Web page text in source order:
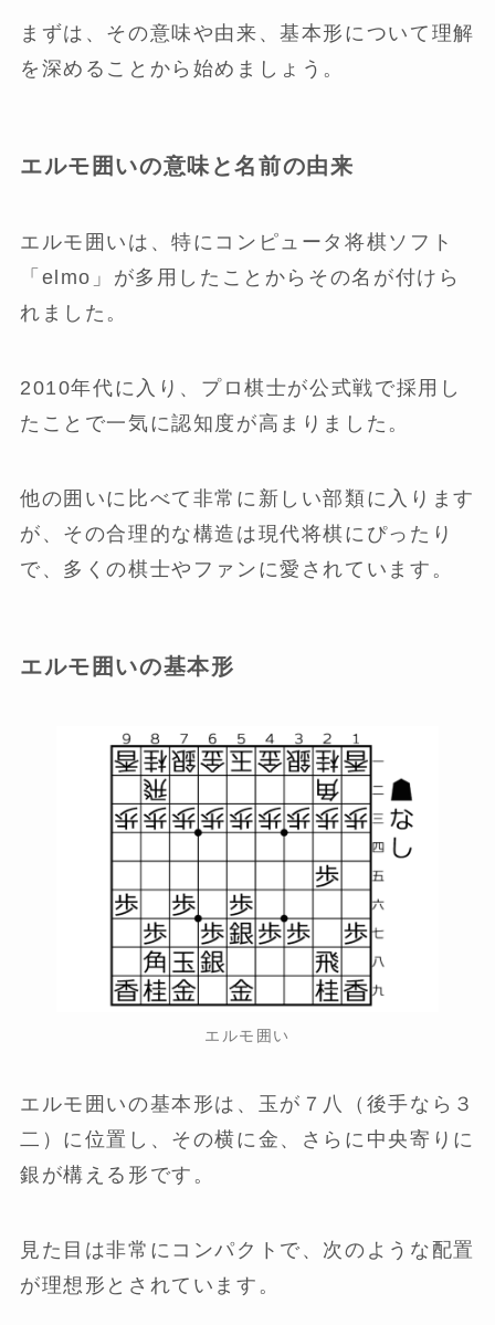
まずは、その意味や由来、基本形について理解
を深めることから始めましょう。
エルモ囲いの意味と名前の由来
エルモ囲いは、特にコンピュータ将棋ソフト
「elmo」が多用したことからその名が付けら
れました。
2010年代に入り、プロ棋士が公式戦で採用し
たことで一気に認知度が高まりました。
他の囲いに比べて非常に新しい部類に入ります
が、その合理的な構造は現代将棋にぴったり
で、多くの棋士やファンに愛されています。
エルモ囲いの基本形
エルモ囲い
エルモ囲いの基本形は、玉が７八（後手なら３
二）に位置し、その横に金、さらに中央寄りに
銀が構える形です。
見た目は非常にコンパクトで、次のような配置
が理想形とされています。